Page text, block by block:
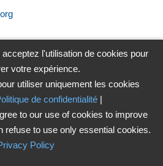
l'utilisation de cookies pour
votre expérience.
utiliser uniquement les cookies
de confidentialité|
to our use of cookies to improve
refuse to use only essential cookies.
Policy